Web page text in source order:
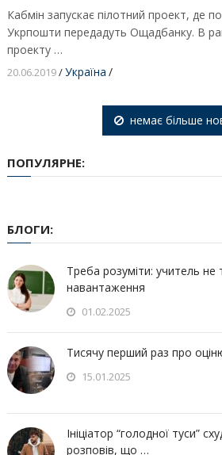
Кабмін запускає пілотний проект, де
Укрпошти передадуть Ощадбанку. В
проекту …
20.06.2019/Україна /
немає більше
ПОПУЛЯРНЕ:
БЛОГИ:
Треба розуміти: учитель не
навантаження
01.02.2025
Тисячу перший раз про
15.01.2025
Ініціатор “голодної туси”
розповів, що …